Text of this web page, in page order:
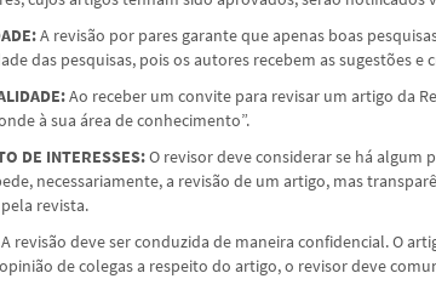
A revisão por pares garante que apenas boas
das pesquisas, pois os autores recebem as sugestões e
Ao receber um convite para revisar um artigo da
à sua área de conhecimento”.
DE INTERESSES:O revisor deve considerar se há
necessariamente, a revisão de um artigo, mas
revista.
A revisão deve ser conduzida de maneira confidencial. O
de colegas a respeito do artigo, o revisor deve